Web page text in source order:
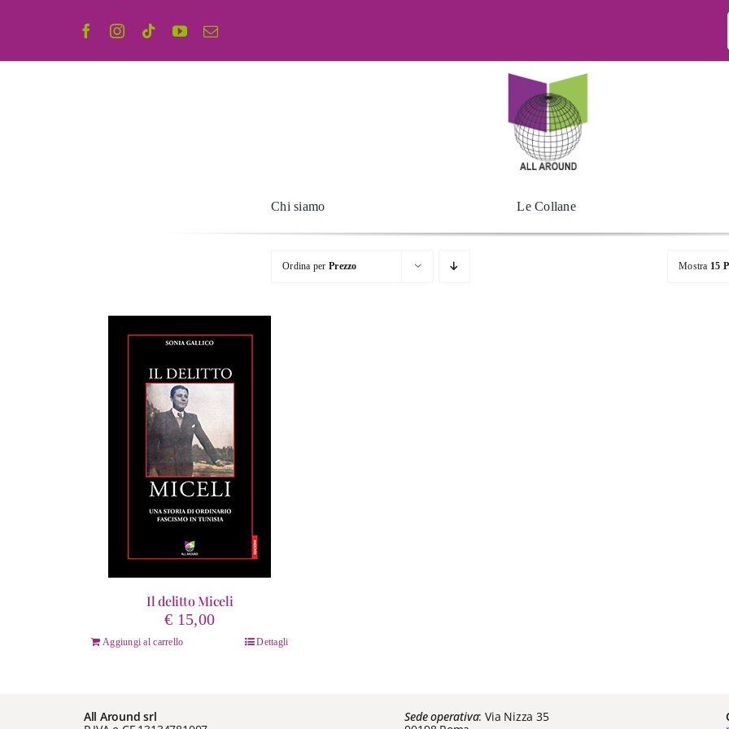
Chi siamo Le Collane
Ordina per Prezzo Mostra 15
Il delitto Miceli
€ 15,00
Aggiungi al carrello Dettagli
All Around srl
Sede operativa: Via Nizza 35